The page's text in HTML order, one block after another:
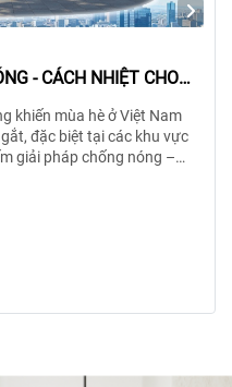
xây nhà hiệu quả nhất
hiệu quả từ HTcons. Bảo
từ giai đoạn đầu để đảm